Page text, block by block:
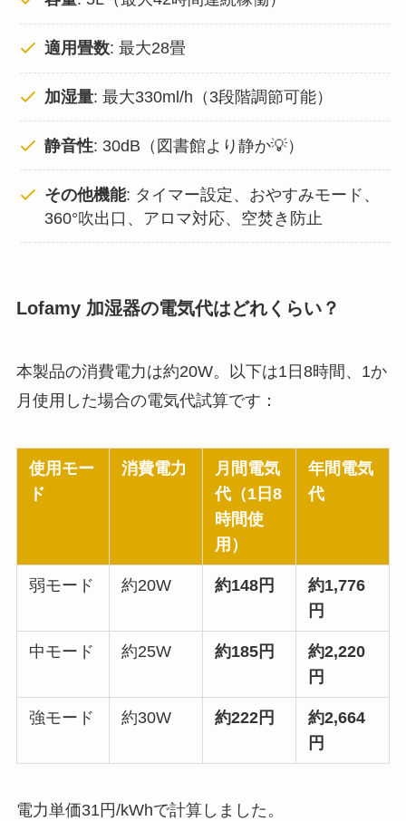
適用畳数: 最大28畳
加湿量: 最大330ml/h（3段階調節可能）
静音性: 30dB（図書館より静か💡）
その他機能: タイマー設定、おやすみモード、
360°吹出口、アロマ対応、空焚き防止
Lofamy 加湿器の電気代はどれくらい？
本製品の消費電力は約20W。以下は1日8時間、1か
月使用した場合の電気代試算です：
使用モー
ド
消費電力
月間電気
代（1日8
時間使
用）
年間電気
代
弱モード 約20W 約148円
約1,776
円
中モード 約25W 約185円
約2,220
円
強モード 約30W 約222円
約2,664
円
電力単価31円/kWhで計算しました。